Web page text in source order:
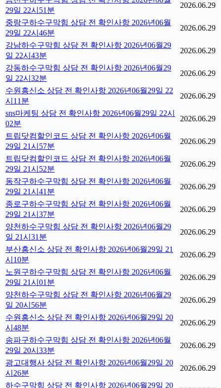
29일 22시51분
2026.06.29
중랑구하수구막힘 상담 전 확인사항 2026년06월
29일 22시46분
2026.06.29
강남하수구막힘 상담 전 확인사항 2026년06월29
일 22시43분
2026.06.29
강동하수구막힘 상담 전 확인사항 2026년06월29
일 22시32분
2026.06.29
수원흥신소 상담 전 확인사항 2026년06월29일 22
시11분
2026.06.29
sns마케팅 상담 전 확인사항 2026년06월29일 22시
02분
2026.06.29
트립닷컴할인코드 상담 전 확인사항 2026년06월
29일 21시57분
2026.06.29
트립닷컴할인코드 상담 전 확인사항 2026년06월
29일 21시52분
2026.06.29
동작구하수구막힘 상담 전 확인사항 2026년06월
29일 21시41분
2026.06.29
종로구하수구막힘 상담 전 확인사항 2026년06월
29일 21시37분
2026.06.29
양천하수구막힘 상담 전 확인사항 2026년06월29
일 21시31분
2026.06.29
부산흥신소 상담 전 확인사항 2026년06월29일 21
시10분
2026.06.29
노원구하수구막힘 상담 전 확인사항 2026년06월
29일 21시01분
2026.06.29
양천하수구막힘 상담 전 확인사항 2026년06월29
일 20시56분
2026.06.29
수원흥신소 상담 전 확인사항 2026년06월29일 20
시48분
2026.06.29
송파구하수구막힘 상담 전 확인사항 2026년06월
29일 20시33분
2026.06.29
광고대행사 상담 전 확인사항 2026년06월29일 20
시26분
2026.06.29
하수구막힘 상담 전 확인사항 2026년06월29일 20